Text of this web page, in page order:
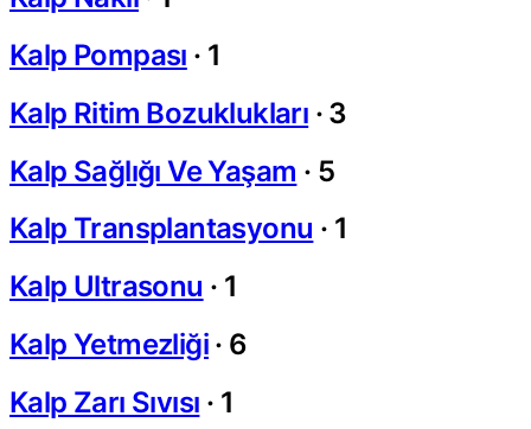
Kalp Pompası · 1
Kalp Ritim Bozuklukları · 3
Kalp Sağlığı Ve Yaşam · 5
Kalp Transplantasyonu · 1
Kalp Ultrasonu · 1
Kalp Yetmezliği · 6
Kalp Zarı Sıvısı · 1